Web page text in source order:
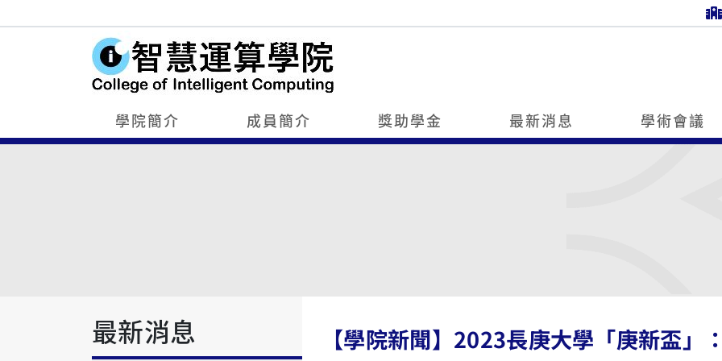
學院簡介 成員簡介 獎助學金 最新消息 學術會議
最新消息
【學院新聞】2023長庚大學「庚新盃」